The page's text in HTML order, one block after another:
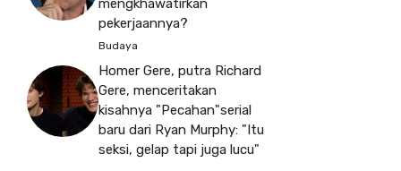
mengkhawatirkan
pekerjaannya?
Budaya
Homer Gere, putra Richard
Gere, menceritakan
kisahnya "Pecahan"serial
baru dari Ryan Murphy: "Itu
seksi, gelap tapi juga lucu"